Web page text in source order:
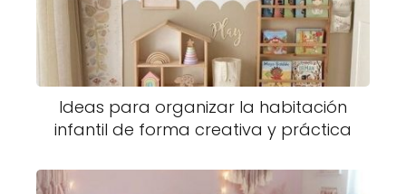
Ideas para organizar la habitación
infantil de forma creativa y práctica